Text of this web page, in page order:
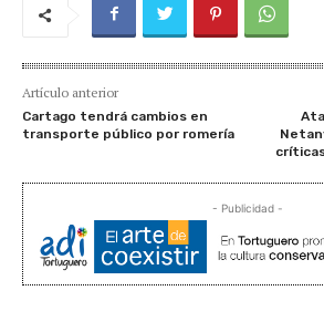
Artículo anterior
Cartago tendrá cambios en
transporte público por romería
- Publicidad -